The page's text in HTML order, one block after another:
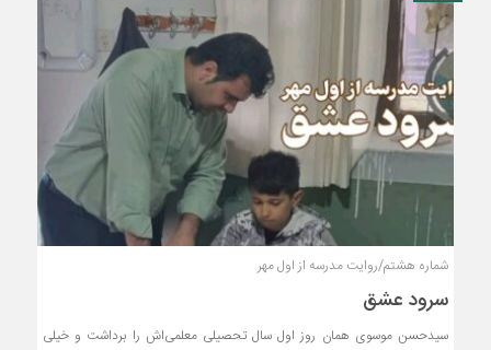
شماره هشتم/روایت مدرسه از اول مهر
سرود عشق
سیدحسن موسوی همان روز اول سال تحصیلی معلمی‌اش را برداشت و خیلی